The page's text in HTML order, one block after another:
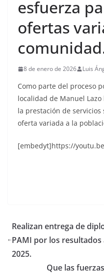
esfuerza
ofertas
8 de enero de 2026 Luis
Como parte del proceso
localidad de Manuel
la prestación de
oferta variada a la
[embedyt]https://
Realizan entrega de
PAMI por los
2025.
Que las